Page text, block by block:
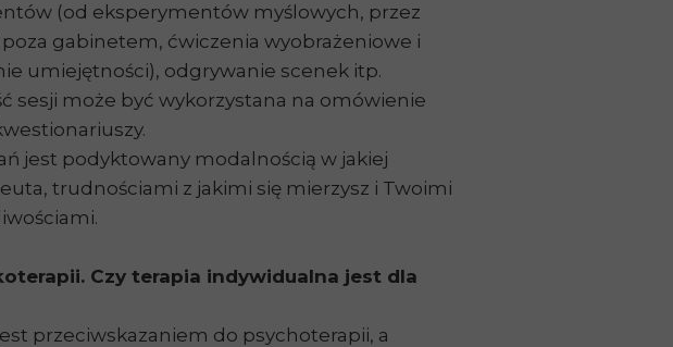
(od eksperymentów myślowych, przez
gabinetem, ćwiczenia wyobrażeniowe i
umiejętności), odgrywanie scenek itp.
sesji może być wykorzystana na omówienie
jest podyktowany modalnością w jakiej
trudnościami z jakimi się mierzysz i Twoimi
Czy terapia indywidualna jest dla
przeciwskazaniem do psychoterapii, a